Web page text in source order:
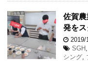
佐賀
発をス
2019/
SGH
シング